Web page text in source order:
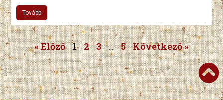
Tovább
« Előző 1 2 3 ... 5 Következő »